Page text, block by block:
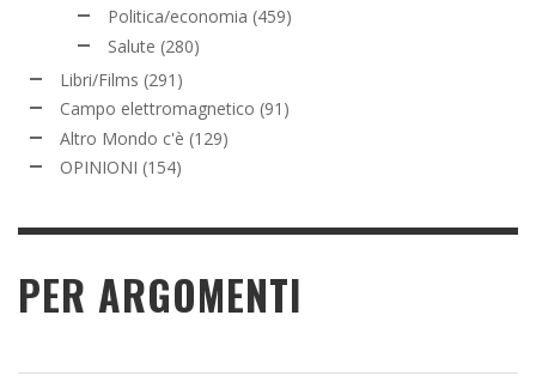
Politica/economia (459)
Salute (280)
Libri/Films (291)
Campo elettromagnetico (91)
Altro Mondo c'è (129)
OPINIONI (154)
PER ARGOMENTI